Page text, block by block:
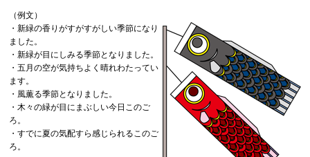
（例文）
・新緑の香りがすがすがしい季節になり
ました。
・新緑が目にしみる季節となりました。
・五月の空が気持ちよく晴れわたってい
ます。
・風薫る季節となりました。
・木々の緑が目にまぶしい今日このご
ろ。
・すでに夏の気配すら感じられるこのご
ろ。